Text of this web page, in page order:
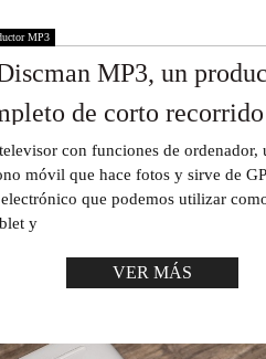
MP3
MP3, un
de corto recorrido
con funciones de ordenador,
móvil que hace fotos y sirve de
que podemos utilizar
y
VER MÁS